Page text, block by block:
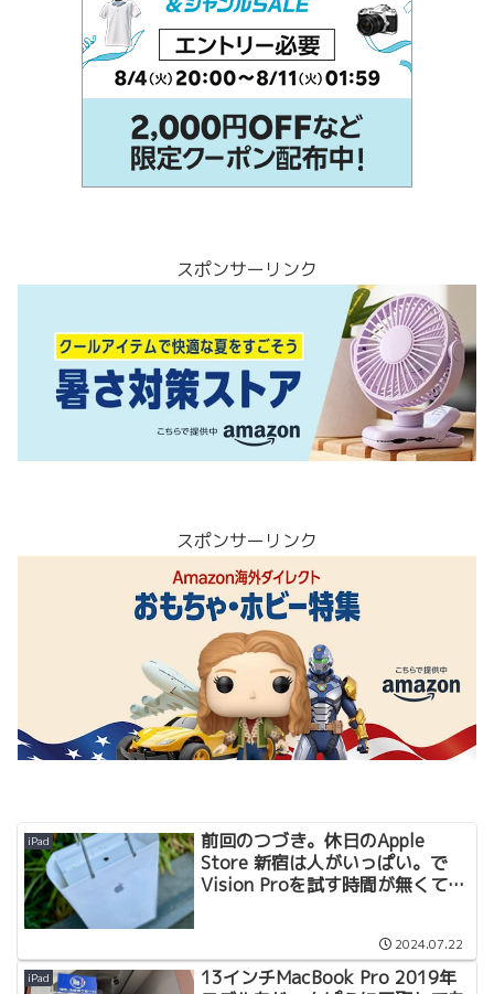
スポンサーリンク
スポンサーリンク
iPad
前回のつづき。休日のApple
Store 新宿は人がいっぱい。で
Vision Proを試す時間が無くて断
2024.07.22
iPad
13インチMacBook Pro 2019年